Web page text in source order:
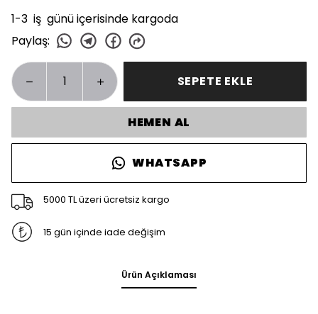
1-3 iş günü içerisinde kargoda
Paylaş:
SEPETE EKLE
HEMEN AL
WHATSAPP
5000 TL üzeri ücretsiz kargo
15 gün içinde iade değişim
Ürün Açıklaması